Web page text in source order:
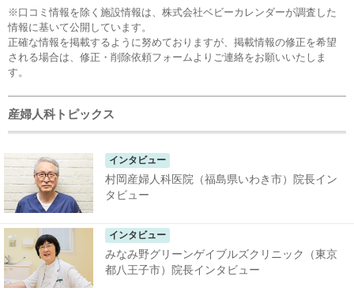
※口コミ情報を除く施設情報は、株式会社ベビーカレンダーが調査した
情報に基いて公開しています。
正確な情報を掲載するように努めておりますが、掲載情報の修正を希望
される場合は、 修正・削除依頼フォームよりご連絡をお願いいたしま
す。
産婦人科トピックス
インタビュー
村岡産婦人科医院（福島県いわき市）院長イン
タビュー
インタビュー
みなみ野グリーンゲイブルズクリニック（東京
都八王子市）院長インタビュー